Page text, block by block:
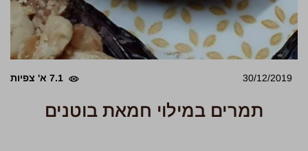
30/12/2019 7.1 א' צפיות
תמרים במילוי חמאת בוטנים